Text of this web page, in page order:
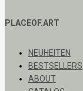
PLACEOF.ART
NEUHEITEN
BESTSELLERS
ABOUT